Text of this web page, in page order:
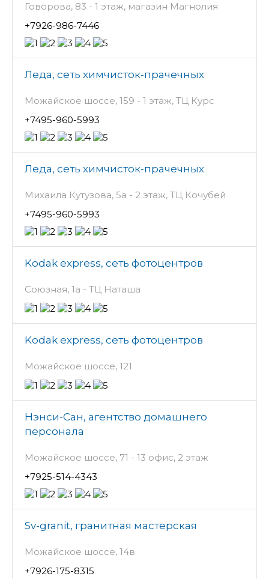
Говорова, 83 - 1 этаж, магазин Магнолия
+7926-986-7446
Леда, сеть химчисток-прачечных
Можайское шоссе, 159 - 1 этаж, ТЦ Курс
+7495-960-5993
Леда, сеть химчисток-прачечных
Михаила Кутузова, 5а - 2 этаж, ТЦ Кочубей
+7495-960-5993
Kodak express, сеть фотоцентров
Союзная, 1а - ТЦ Наташа
Kodak express, сеть фотоцентров
Можайское шоссе, 121
Нэнси-Сан, агентство домашнего
персонала
Можайское шоссе, 71 - 13 офис, 2 этаж
+7925-514-4343
Sv-granit, гранитная мастерская
Можайское шоссе, 14в
+7926-175-8315